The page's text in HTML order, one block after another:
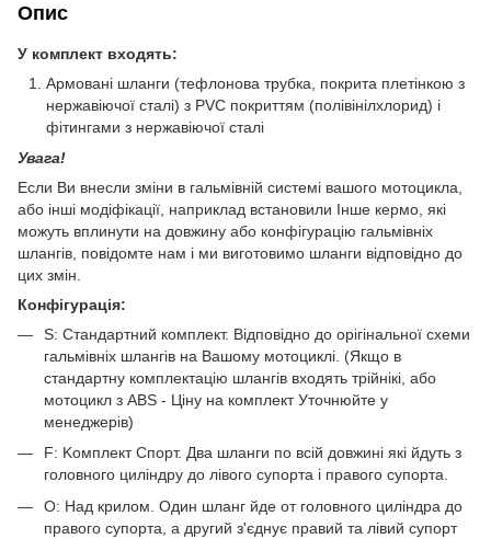
Опис
У комплект входять:
Армовані шланги (тефлонова трубка, покрита плетінкою з
нержавіючої сталі) з PVC покриттям (полівінілхлорид) і
фітингами з нержавіючої сталі
Увага!
Если Ви внесли зміни в гальмівній системі вашого мотоцикла,
або інші модіфікації, наприклад встановили Інше кермо, які
можуть вплинути на довжину або конфігурацію гальмівніх
шлангів, повідомте нам і ми виготовимо шланги відповідно до
цих змін.
Конфігурація:
S: Стандартний комплект. Відповідно до орігінальної схеми
гальмівніх шлангів на Вашому мотоциклі. (Якщо в
стандартну комплектацію шлангів входять трійнікі, або
мотоцикл з ABS - Ціну на комплект Уточнюйте у
менеджерів)
F: Kомплект Спорт. Два шланги по всій довжині які йдуть з
головного циліндру до лівого супорта і правого супорта.
O: Над крилом. Один шланг йде от головного циліндра до
правого супорта, а другий з'єднує правий та лівий супорт